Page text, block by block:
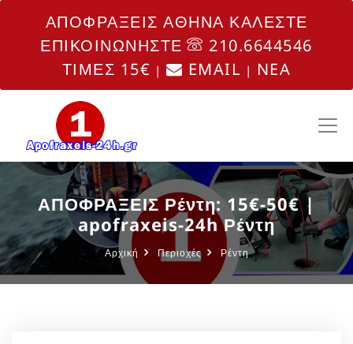
ΑΠΟΦΡΑΞΕΙΣ ΑΘΗΝΑ ΚΑΛΕΣΤΕ
ΕΠΙΚΟΙΝΩΝΗΣΤΕ
210.6644546
ΤΙΜΕΣ 15€ | EMAIL | NEA
ΑΠΟΦΡΑΞΕΙΣ Ρέντη: 15€-50€ |
apofraxeis-24h Ρέντη
Αρχική Περιοχές Ρέντη